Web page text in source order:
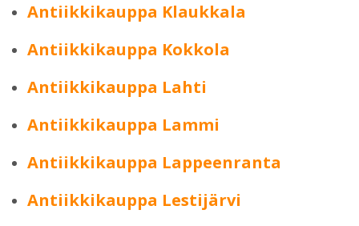
Antiikkikauppa Klaukkala
Antiikkikauppa Kokkola
Antiikkikauppa Lahti
Antiikkikauppa Lammi
Antiikkikauppa Lappeenranta
Antiikkikauppa Lestijärvi